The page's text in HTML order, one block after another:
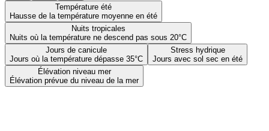
Température été
Hausse de la température moyenne en été
Nuits tropicales
Nuits où la température ne descend pas sous 20°C
Jours de canicule
Jours où la température dépasse 35°C
Stress hydrique
Jours avec sol sec en été
Élévation niveau mer
Élévation prévue du niveau de la mer